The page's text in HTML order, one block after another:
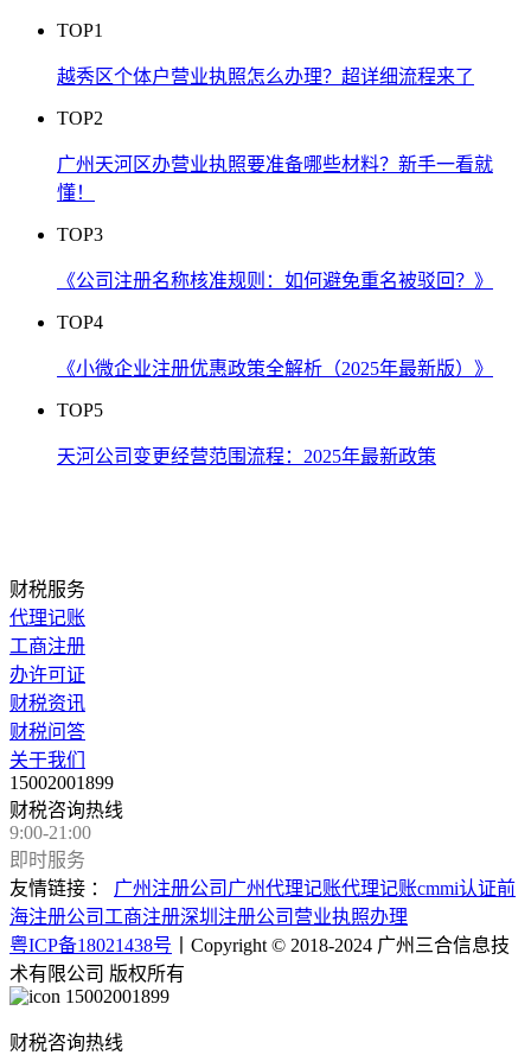
TOP1
越秀区个体户营业执照怎么办理？超详细流程来了
TOP2
广州天河区办营业执照要准备哪些材料？新手一看就
懂！
TOP3
《公司注册名称核准规则：如何避免重名被驳回？》
TOP4
《小微企业注册优惠政策全解析（2025年最新版）》
TOP5
天河公司变更经营范围流程：2025年最新政策
财税服务
代理记账
工商注册
办许可证
财税资讯
财税问答
关于我们
15002001899
财税咨询热线
9:00-21:00
即时服务
友情链接 ：
广州注册公司 广州代理记账代理记账cmmi认证前
海注册公司 工商注册深圳注册公司 营业执照办理
粤ICP备18021438号 丨Copyright © 2018-2024 广州三合信息技
术有限公司 版权所有
15002001899
财税咨询热线